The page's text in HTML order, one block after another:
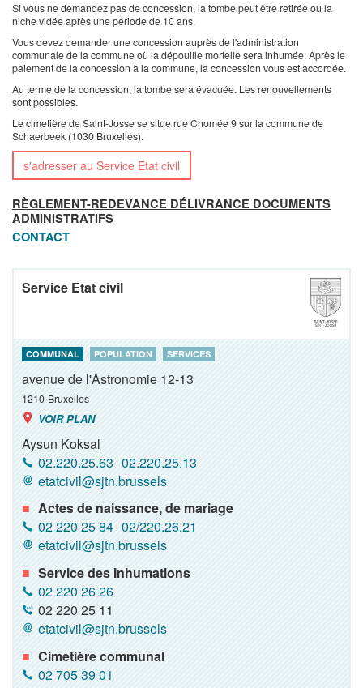
Si vous ne demandez pas de concession, la tombe peut être retirée ou la
niche vidée après une période de 10 ans.
Vous devez demander une concession auprès de l'administration
communale de la commune où la dépouille mortelle sera inhumée. Après le
paiement de la concession à la commune, la concession vous est accordée.
Au terme de la concession, la tombe sera évacuée. Les renouvellements
sont possibles.
Le cimetière de Saint-Josse se situe rue Chomée 9 sur la commune de
Schaerbeek (1030 Bruxelles).
s'adresser au Service Etat civil
RÈGLEMENT-REDEVANCE DÉLIVRANCE DOCUMENTS
ADMINISTRATIFS
CONTACT
Service Etat civil
COMMUNAL POPULATION SERVICES
avenue de l'Astronomie 12-13
1210 Bruxelles
VOIR PLAN
Aysun Koksal
02.220.25.63 02.220.25.13
etatcivil@sjtn.brussels
Actes de naissance, de mariage
02 220 25 84 02/220.26.21
etatcivil@sjtn.brussels
Service des Inhumations
02 220 26 26
02 220 25 11
etatcivil@sjtn.brussels
Cimetière communal
02 705 39 01